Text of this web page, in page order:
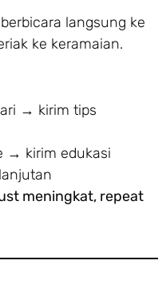
langsung ke
ke keramaian.
→ kirim tips
→ kirim edukasi
meningkat, repeat